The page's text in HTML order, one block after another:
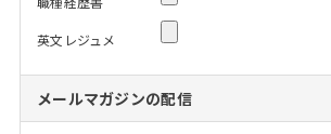
英文レジュメ
メールマガジンの配信